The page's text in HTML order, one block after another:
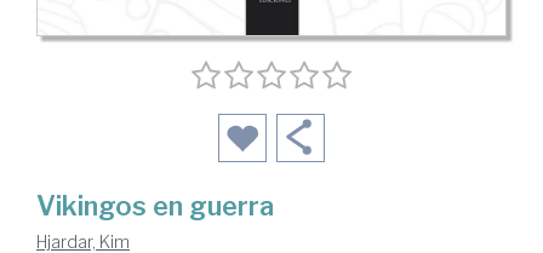
Vikingos en guerra
Hjardar, Kim